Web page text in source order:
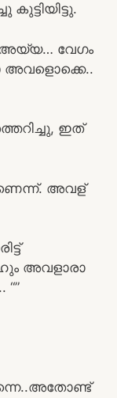
അയ്യ… വേഗം
അവളൊക്കെ..
ഇത്
അവള്
അവളാരാ
“”